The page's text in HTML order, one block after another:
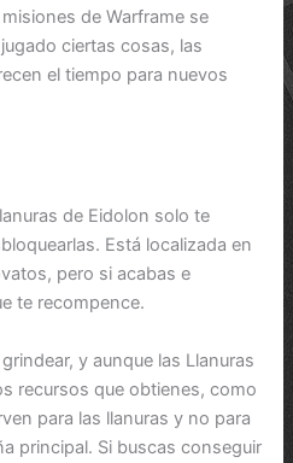
de Warframe se
ciertas cosas, las
el tiempo para nuevos
de Eidolon solo te
Está localizada en
pero si acabas e
te recompence.
y aunque las Llanuras
recursos que obtienes, como
para las llanuras y no para
principal. Si buscas conseguir